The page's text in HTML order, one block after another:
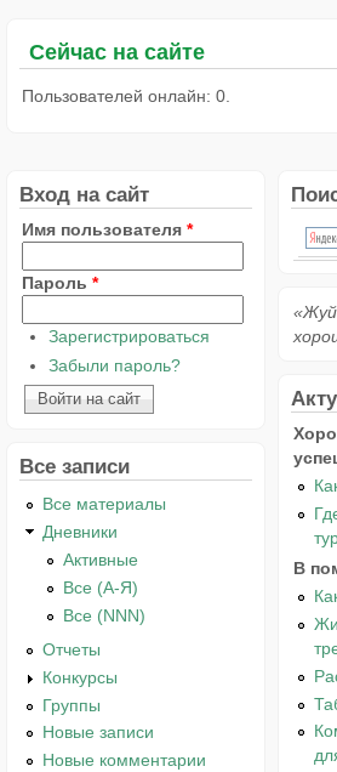
Сейчас на сайте
Пользователей онлайн: 0.
Вход на сайт
Имя пользователя *
Пароль *
Зарегистрироваться
Забыли пароль?
Все записи
Все материалы
Дневники
Активные
Все (А-Я)
Все (NNN)
Отчеты
Конкурсы
Группы
Новые записи
Новые комментарии
В